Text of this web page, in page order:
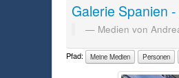
Galerie Spanien
Medien von
Pfad: Meine Medien Personen